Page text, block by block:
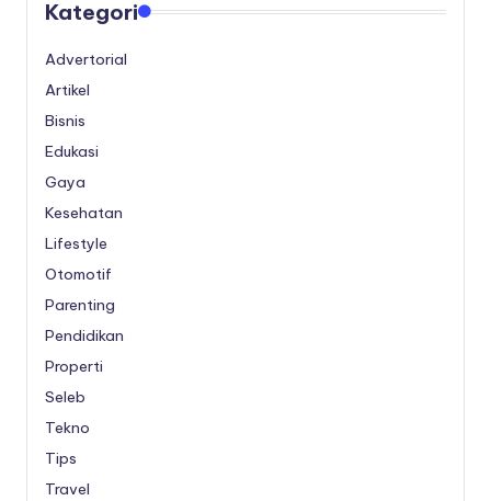
Kategori
Advertorial
Artikel
Bisnis
Edukasi
Gaya
Kesehatan
Lifestyle
Otomotif
Parenting
Pendidikan
Properti
Seleb
Tekno
Tips
Travel